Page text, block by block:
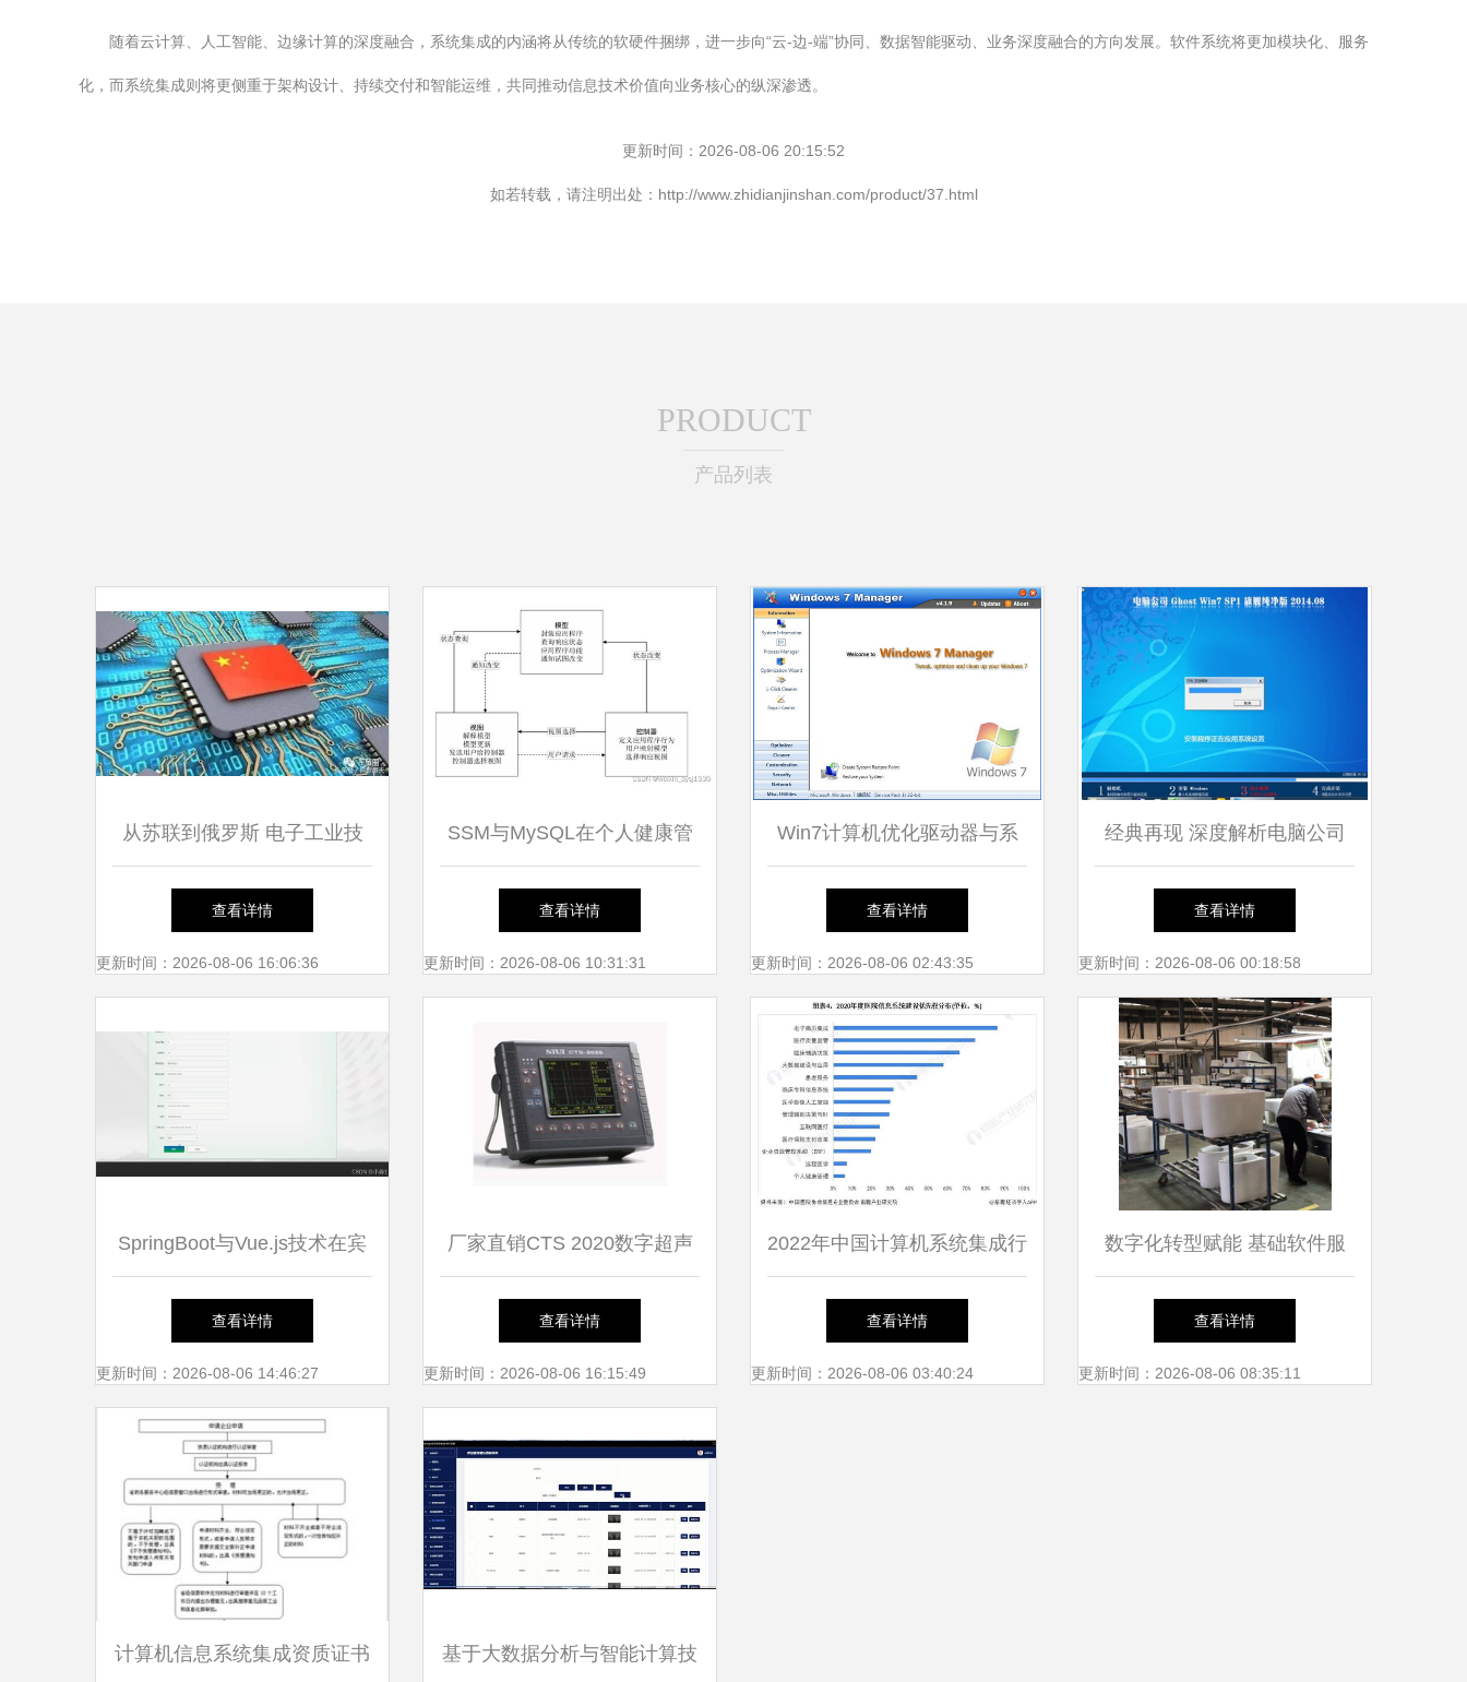
随着云计算、人工智能、边缘计算的深度融合，系统集成的内涵将从传统的软硬件捆绑，进一步向“云-边-端”协同、数据智能驱动、业务深度融合的方向发展。软件系统将更加模块化、服务
化，而系统集成则将更侧重于架构设计、持续交付和智能运维，共同推动信息技术价值向业务核心的纵深渗透。
更新时间：2026-08-06 20:15:52
如若转载，请注明出处：http://www.zhidianjinshan.com/product/37.html
PRODUCT
产品列表
从苏联到俄罗斯 电子工业技
术发展历程中的基础软件服务
查看详情
更新时间：2026-08-06 16:06:36
SSM与MySQL在个人健康管
理系统中的设计与实现——以
计算机毕业设计源码32949为
查看详情
更新时间：2026-08-06 10:31:31
Win7计算机优化驱动器与系
统提速指南 系统集成视角下
的高效优化方案
查看详情
更新时间：2026-08-06 02:43:35
经典再现 深度解析电脑公司
Ghost Win7 SP1 X86纯净旗
舰版系统
查看详情
更新时间：2026-08-06 00:18:58
SpringBoot与Vue.js技术在宾
馆客房管理系统中的集成应用
查看详情
更新时间：2026-08-06 14:46:27
厂家直销CTS 2020数字超声
探伤仪 开启高效无损检测与
智能系统集成新时代
查看详情
更新时间：2026-08-06 16:15:49
2022年中国计算机系统集成行
业医疗领域应用市场现状及竞
争格局分析 相关系统集成商
查看详情
更新时间：2026-08-06 03:40:24
数字化转型赋能 基础软件服
务如何助力沈阳陶瓷新工厂的
智能化改建
查看详情
更新时间：2026-08-06 08:35:11
计算机信息系统集成资质证书 基于大数据分析与智能计算技